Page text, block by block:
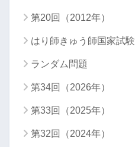
第20回（2012年）
はり師きゅう師国家試験
ランダム問題
第34回（2026年）
第33回（2025年）
第32回（2024年）